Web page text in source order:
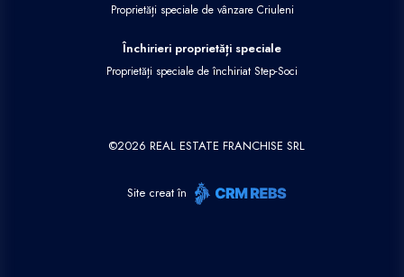
Proprietăți speciale de vânzare Criuleni
Închirieri proprietăți speciale
Proprietăți speciale de închiriat Step-Soci
©2026 REAL ESTATE FRANCHISE SRL
Site creat în